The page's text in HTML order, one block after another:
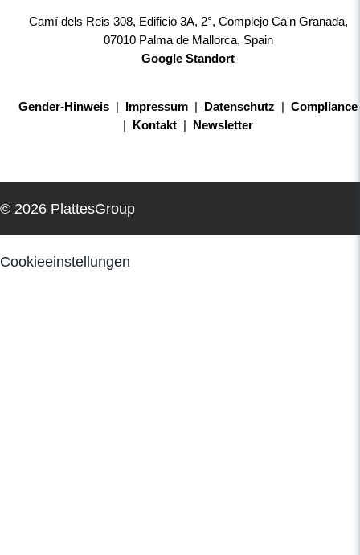
Camí dels Reis 308, Edificio 3A, 2°, Complejo Ca'n Granada,
07010 Palma de Mallorca, Spain
Google Standort
Gender-Hinweis | Impressum | Datenschutz | Compliance
| Kontakt | Newsletter
© 2026 PlattesGroup
Cookieeinstellungen